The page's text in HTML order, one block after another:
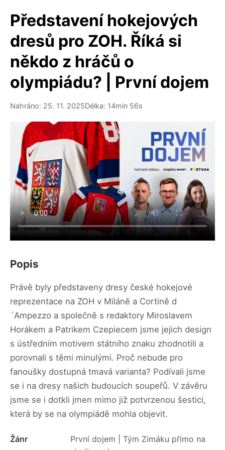
Představení hokejových
dresů pro ZOH. Říká si
někdo z hráčů o
olympiádu? | První dojem
Nahráno: 25. 11. 2025Délka: 14min 56s
Popis
Právě byly představeny dresy české hokejové
reprezentace na ZOH v Miláně a Cortině d
´Ampezzo a společně s redaktory Miroslavem
Horákem a Patrikem Czepiecem jsme jejich design
s ústředním motivem státního znaku zhodnotili a
porovnali s těmi minulými. Proč nebude pro
fanoušky dostupná tmavá varianta? Podívali jsme
se i na dresy našich budoucích soupeřů. V závěru
jsme se i dotkli jmen mimo již potvrzenou šestici,
která by se na olympiádě mohla objevit.
Žánr
První dojem | Tým Zimáku přímo na